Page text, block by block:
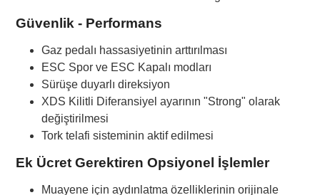
Güvenlik - Performans
Gaz pedalı hassasiyetinin arttırılması
ESC Spor ve ESC Kapalı modları
Sürüşe duyarlı direksiyon
XDS Kilitli Diferansiyel ayarının "Strong" olarak
değiştirilmesi
Tork telafi sisteminin aktif edilmesi
Ek Ücret Gerektiren Opsiyonel İşlemler
Muayene için aydınlatma özelliklerinin orijinale